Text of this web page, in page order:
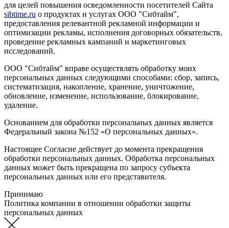
для целей повышения осведомленности посетителей Сайта
sibtime.ru о продуктах и услугах ООО "Сибтайм",
предоставления релевантной рекламной информации и
оптимизации рекламы, исполнения договорных обязательств,
проведение рекламных кампаний и маркетинговых
исследований.
ООО "Сибтайм" вправе осуществлять обработку моих
персональных данных следующими способами: сбор, запись,
систематизация, накопление, хранение, уничтожение,
обновление, изменение, использование, блокирование,
удаление.
Основанием для обработки персональных данных является
Федеральный закона №152 «О персональных данных».
Настоящее Согласие действует до момента прекращения
обработки персональных данных. Обработка персональных
данных может быть прекращена по запросу субъекта
персональных данных или его представителя.
Принимаю
Политика компании в отношении обработки защиты
персональных данных